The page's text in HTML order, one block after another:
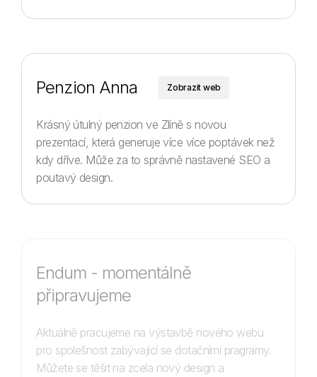
Penzion Anna Zobrazit web
Krásný útulný penzion ve Zlíně s novou
prezentací, která generuje více více poptávek než
kdy dříve. Může za to správně nastavené SEO a
poutavý design.
Endum - momentálně
připravujeme
Aktuálně pracujeme na výstavbě nového webu
pro spolešnost zabývající se dotačními pragramy.
Můžete se těšit na zcela nový design a